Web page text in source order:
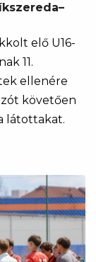
elő U16-
11.
ellenére
követően
látottakat.